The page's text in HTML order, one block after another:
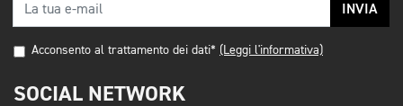
INVIA
Acconsento al trattamento dei dati* (Leggi l'informativa)
SOCIAL NETWORK